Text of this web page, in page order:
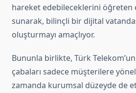
hareket edebileceklerini
sunarak, bilinçli bir dijital
oluşturmayı amaçlıyor.
Bununla birlikte, Türk
çabaları sadece müşterilere
zamanda kurumsal düzeyde de